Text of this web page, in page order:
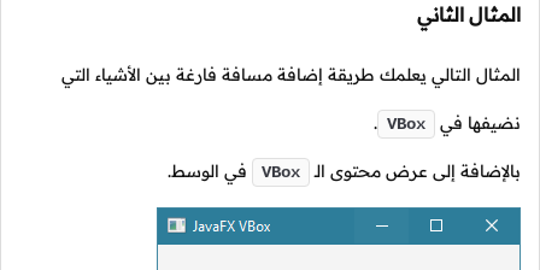
المثال الثاني
المثال التالي يعلمك طريقة إضافة مسافة فارغة بين الأشياء التي
نضيفها في VBox
.
بالإضافة إلى عرض محتوى الـ VBox في الوسط.